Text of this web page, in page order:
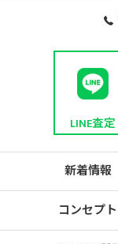
LINE査定
新着情報
コンセプト